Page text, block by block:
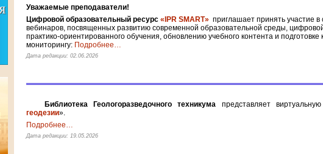
Уважаемые преподаватели!
Цифровой образовательный ресурс «IPR SMART» приглашает принять участие в
вебинаров, посвященных развитию современной образовательной среды,
практико-ориентированного обучения, обновлению учебного контента и подготовке
мониторингу: Подробнее…
Дата редакции: 02.06.2026
Библиотека Геологоразведочного техникума представляет
геодезии».
Подробнее…
Дата редакции: 19.05.2026